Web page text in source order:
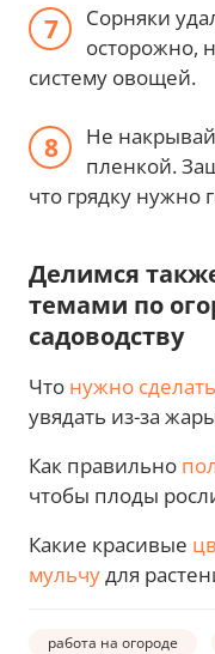
Сорняки
осторожно,
систему овощей.
Не
пленкой.
что грядку нужно
Делимся
темами по
садоводству
Что нужно
увядать из-за
Как правильно
чтобы плоды
Какие красивые
мульчудля
работа на огороде